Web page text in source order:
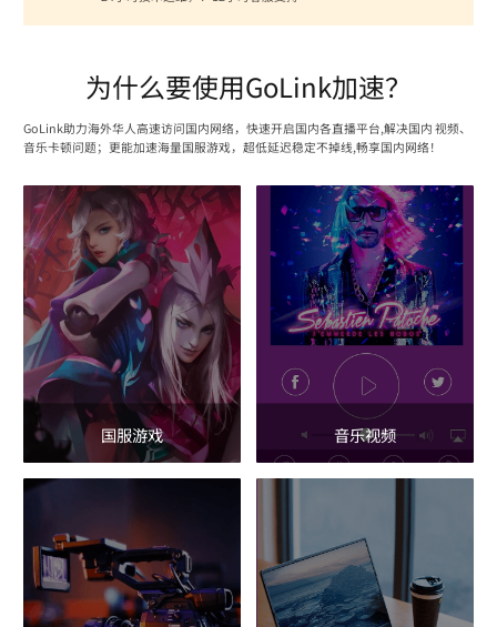
为什么要使用GoLink加速？
GoLink助力海外华人高速访问国内网络，快速开启国内各直播平台,解决国内 视频、
音乐卡顿问题；更能加速海量国服游戏，超低延迟稳定不掉线,畅享国内网络！
国服游戏 音乐视频